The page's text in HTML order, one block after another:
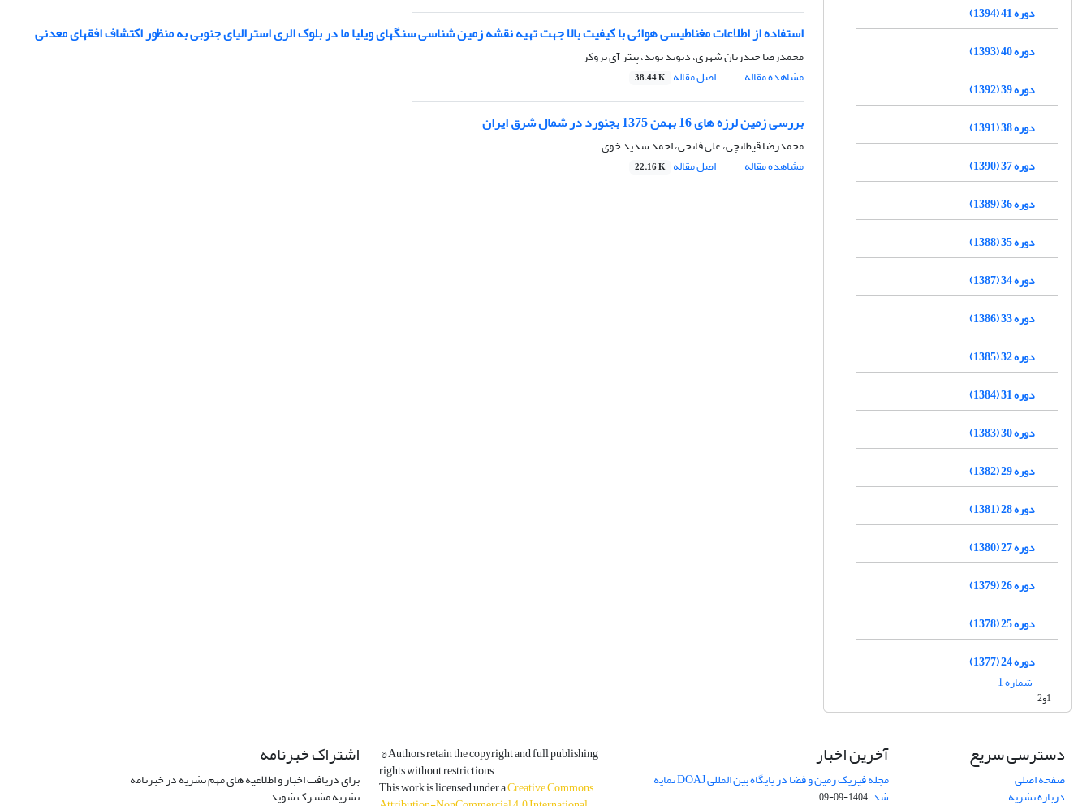
استفاده از اطلاعات مغناطیسی هوائی با کیفیت بالا جهت تهیه نقشه زمین شناسی سنگهای ویلیا ما در بلوک الری استرالیای جنوبی به منظور اکتشاف افقهای معدنی
محمدرضا حیدریان شهری، دیوید بوید، پیتر آی بروکر
مشاهده مقاله
اصل مقاله 38.44 K
بررسی زمین لرزه های 16 بهمن 1375 بجنورد در شمال شرق ایران
محمدرضا قیطانچی، علی فاتحی، احمد سدید خوی
مشاهده مقاله
اصل مقاله 22.16 K
دوره 41 (1394)
دوره 40 (1393)
دوره 39 (1392)
دوره 38 (1391)
دوره 37 (1390)
دوره 36 (1389)
دوره 35 (1388)
دوره 34 (1387)
دوره 33 (1386)
دوره 32 (1385)
دوره 31 (1384)
دوره 30 (1383)
دوره 29 (1382)
دوره 28 (1381)
دوره 27 (1380)
دوره 26 (1379)
دوره 25 (1378)
دوره 24 (1377)
شماره 1
1و2
دسترسی سریع
صفحه اصلی
درباره نشریه
آخرین اخبار
مجله فیزیک زمین و فضا در پایگاه بین المللی DOAJ نمایه
شد.1404-09-09
© Authors retain the copyright and full publishing
rights without restrictions.
This work is licensed under aCreative Commons
اشتراک خبرنامه
برای دریافت اخبار و اطلاعیه های مهم نشریه در خبرنامه
نشریه مشترک شوید.